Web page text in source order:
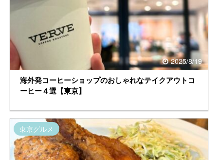
2025/8/19
海外発コーヒーショップのおしゃれなテイクアウトコ
ーヒー４選【東京】
東京グルメ